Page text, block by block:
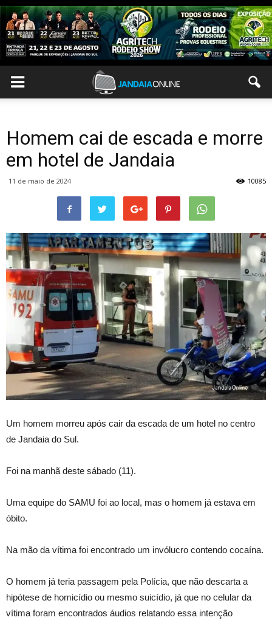
Homem cai de escada e morre
em hotel de Jandaia
11 de maio de 2024 10085
Um homem morreu após cair da escada de um hotel no centro
de Jandaia do Sul.
Foi na manhã deste sábado (11).
Uma equipe do SAMU foi ao local, mas o homem já estava em
óbito.
Na mão da vítima foi encontrado um invólucro contendo cocaína.
O homem já teria passagem pela Polícia, que não descarta a
hipótese de homicídio ou mesmo suicídio, já que no celular da
vítima foram encontrados áudios relatando essa intenção